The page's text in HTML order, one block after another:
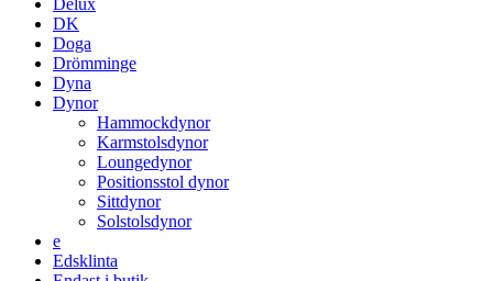
Delux
DK
Doga
Drömminge
Dyna
Dynor
Hammockdynor
Karmstolsdynor
Loungedynor
Positionsstol dynor
Sittdynor
Solstolsdynor
e
Edsklinta